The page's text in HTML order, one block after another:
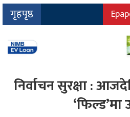
गृहपृष्ठ
निर्वाचन सुरक्षा :
‘फिल्ड’मा